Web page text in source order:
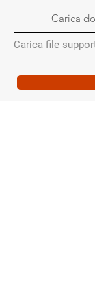
Carica
Carica file